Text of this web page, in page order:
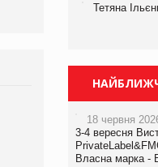
Брагина Людмила
Просування
порталі оптової та
роздрібної торгівлі
Тетяна
18 червня 2026
3-4 вересня
Власна марка -